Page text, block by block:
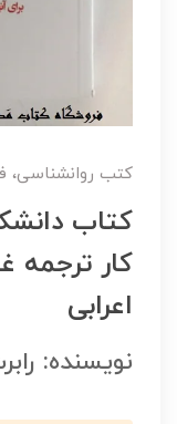
کتب
کتاب
کار ترجمه
اعرابی
نویسنده: